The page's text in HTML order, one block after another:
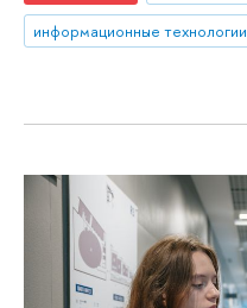
информационные технологии